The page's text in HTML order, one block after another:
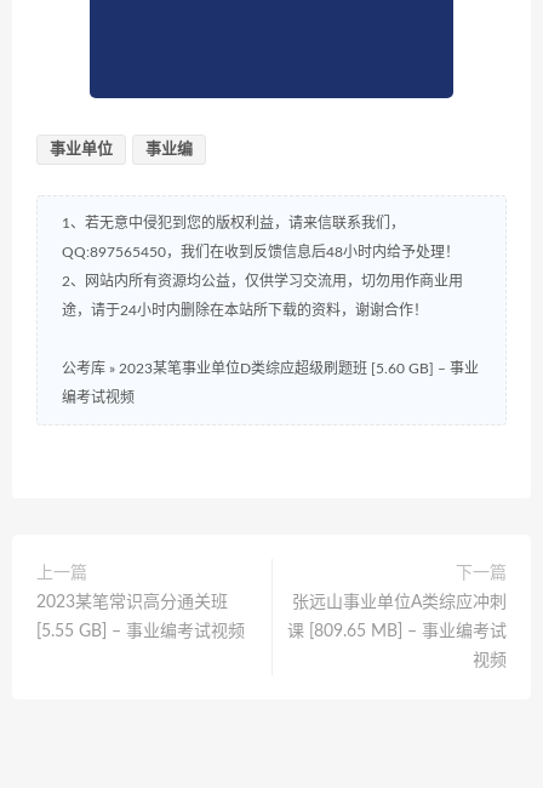
事业单位 事业编
1、若无意中侵犯到您的版权利益，请来信联系我们，
QQ:897565450，我们在收到反馈信息后48小时内给予处理！
2、网站内所有资源均公益，仅供学习交流用，切勿用作商业用
途，请于24小时内删除在本站所下载的资料，谢谢合作！
公考库 » 2023某笔事业单位D类综应超级刷题班 [5.60 GB] – 事业
编考试视频
上一篇
2023某笔常识高分通关班
[5.55 GB] – 事业编考试视频
下一篇
张远山事业单位A类综应冲刺
课 [809.65 MB] – 事业编考试
视频